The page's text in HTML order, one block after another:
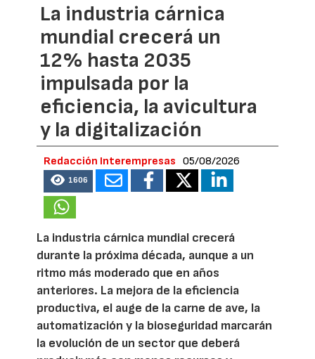
La industria cárnica
mundial crecerá un
12% hasta 2035
impulsada por la
eficiencia, la avicultura
y la digitalización
Redacción Interempresas 05/08/2026
1606
La industria cárnica mundial crecerá
durante la próxima década, aunque a un
ritmo más moderado que en años
anteriores. La mejora de la eficiencia
productiva, el auge de la carne de ave, la
automatización y la bioseguridad marcarán
la evolución de un sector que deberá